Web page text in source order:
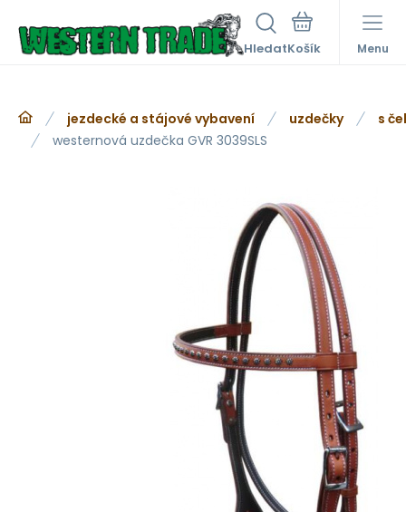
Hledat Menu
jezdecké a stájové vybavení uzdečky
s
westernová uzdečka GVR 3039SLS